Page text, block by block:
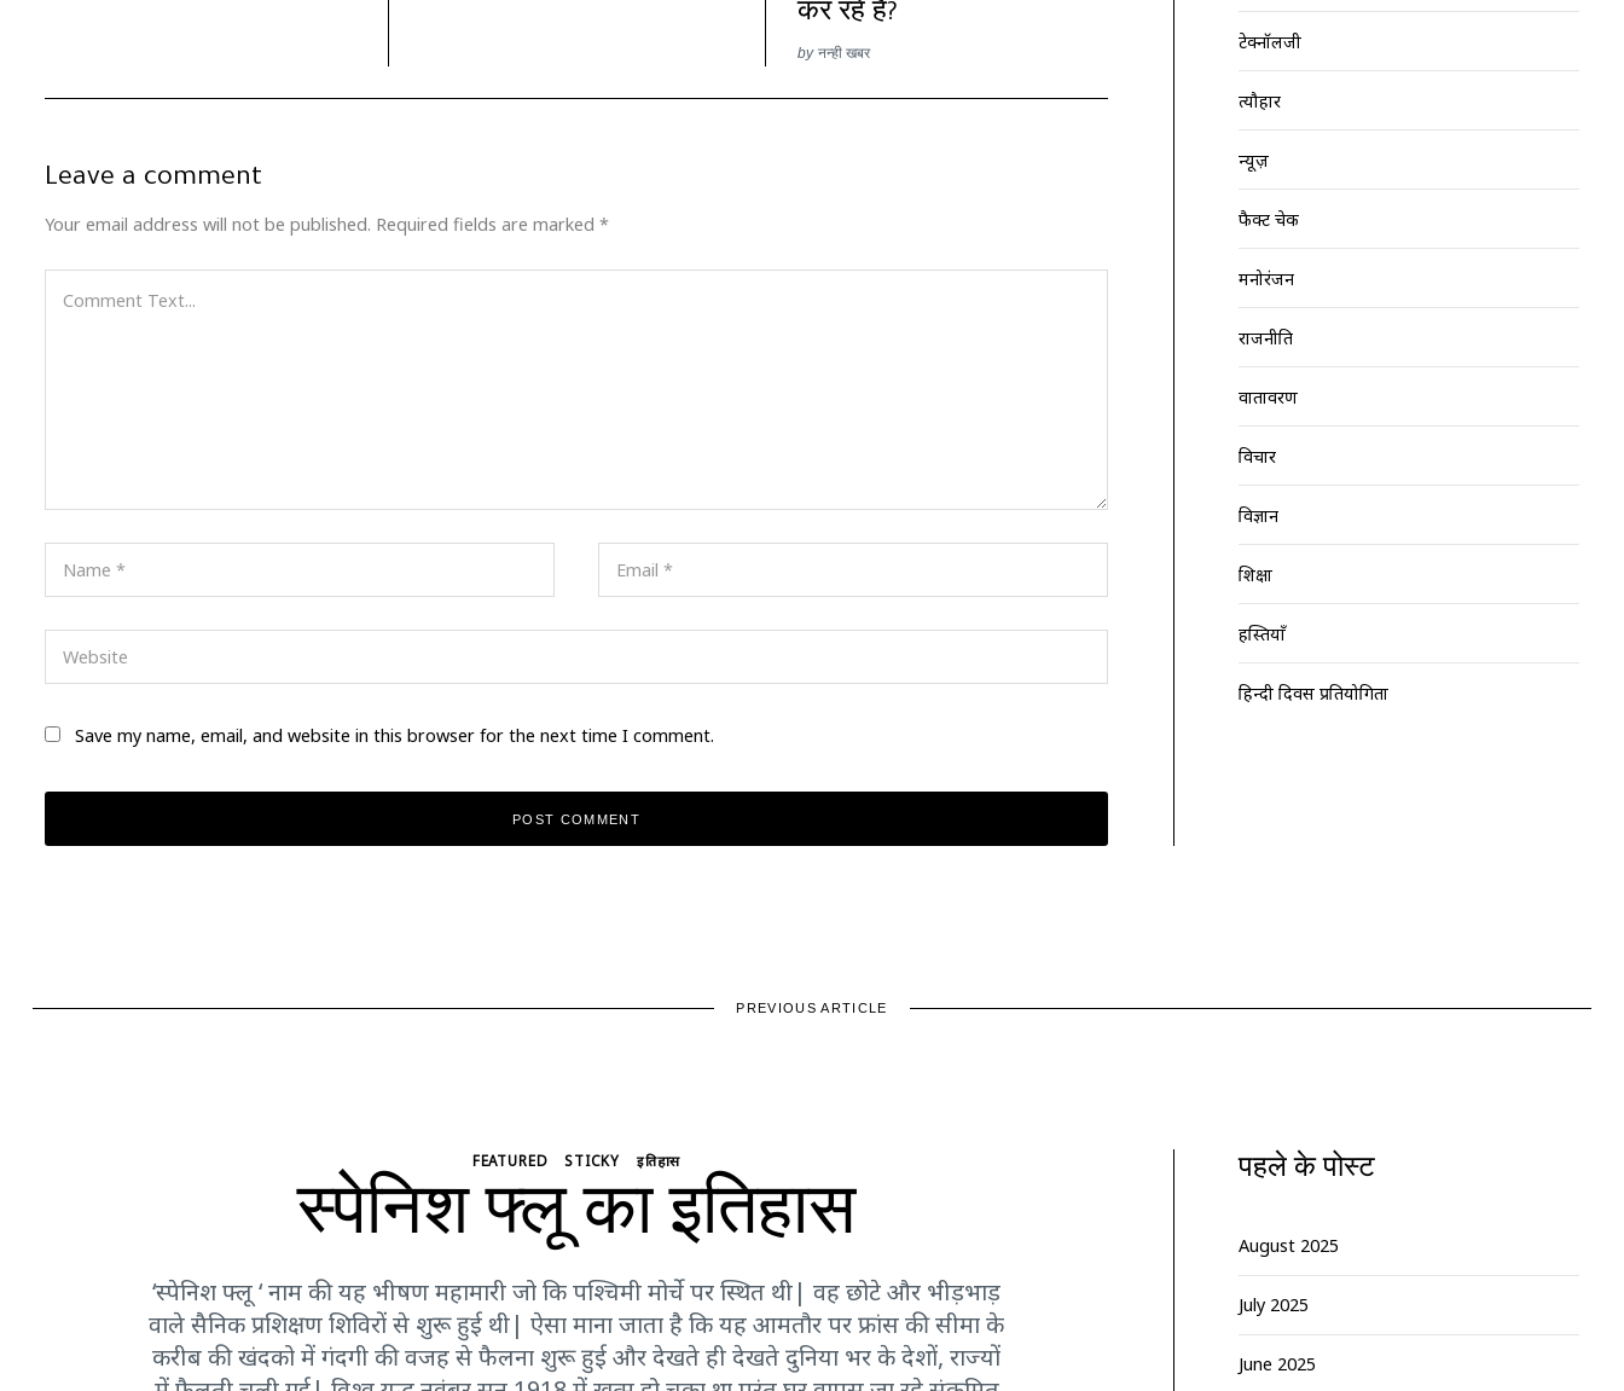
कर रहे हैं?
by नन्ही खबर
Leave a comment
Your email address will not be published. Required fields are marked *
Save my name, email, and website in this browser for the next time I comment.
टेक्नॉलजी
त्यौहार
न्यूज़
फैक्ट चेक
मनोरंजन
राजनीति
वातावरण
विचार
विज्ञान
शिक्षा
हस्तियाँ
हिन्दी दिवस प्रतियोगिता
PREVIOUS ARTICLE
FEATURED STICKY इतिहास
स्पेनिश फ्लू का इतिहास
‘स्पेनिश फ्लू ‘ नाम की यह भीषण महामारी जो कि पश्चिमी मोर्चे पर स्थित थी| वह छोटे और भीड़भाड़
वाले सैनिक प्रशिक्षण शिविरों से शुरू हुई थी| ऐसा माना जाता है कि यह आमतौर पर फ्रांस की सीमा के
करीब की खंदको में गंदगी की वजह से फैलना शुरू हुई और देखते ही देखते दुनिया भर के देशों, राज्यों
पहले के पोस्ट
August 2025
July 2025
June 2025